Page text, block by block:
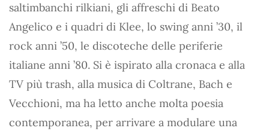
saltimbanchi rilkiani, gli affreschi di Beato
Angelico e i quadri di Klee, lo swing anni ’30, il
rock anni ’50, le discoteche delle periferie
italiane anni ’80. Si è ispirato alla cronaca e alla
TV più trash, alla musica di Coltrane, Bach e
Vecchioni, ma ha letto anche molta poesia
contemporanea, per arrivare a modulare una